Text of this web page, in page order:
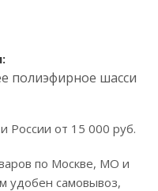
полиэфирное шасси
России от 15 000 руб.
по Москве, МО и
удобен самовывоз,